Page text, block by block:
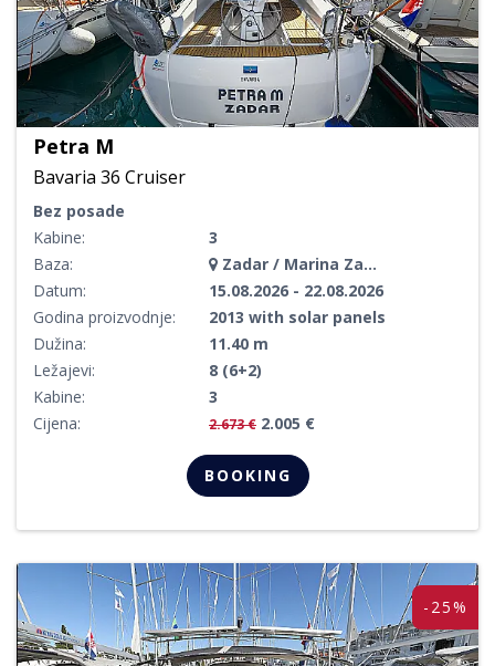
Petra M
Bavaria 36 Cruiser
Bez posade
Kabine:
3
Baza:
Zadar / Marina Zadar
Datum:
15.08.2026 - 22.08.2026
Godina proizvodnje:
2013 with solar panels
Dužina:
11.40 m
Ležajevi:
8 (6+2)
Kabine:
3
Cijena:
2.673 € 2.005 €
BOOKING
-25%